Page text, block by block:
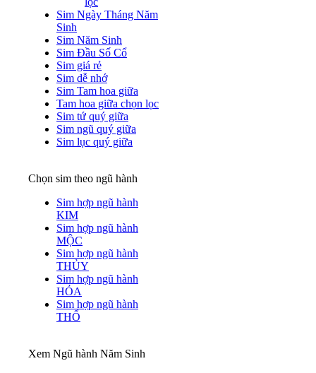
Sim Ngày Tháng Năm
Sinh
Sim Năm Sinh
Sim Đầu Số Cổ
Sim giá rẻ
Sim dễ nhớ
Sim Tam hoa giữa
Tam hoa giữa chọn lọc
Sim tứ quý giữa
Sim ngũ quý giữa
Sim lục quý giữa
Chọn sim theo ngũ hành
Sim hợp ngũ hành
KIM
Sim hợp ngũ hành
MỘC
Sim hợp ngũ hành
THỦY
Sim hợp ngũ hành
HỎA
Sim hợp ngũ hành
THỔ
Xem Ngũ hành Năm Sinh